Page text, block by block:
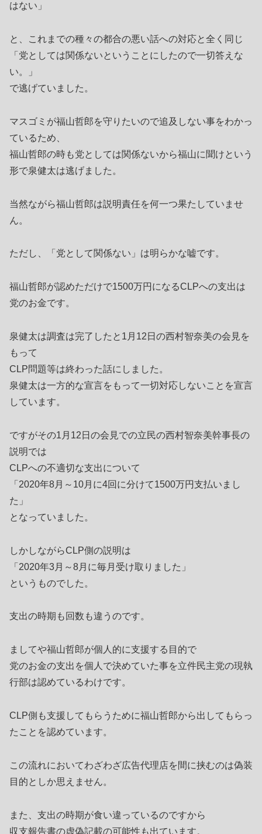
はない」
と、これまでの種々の都合の悪い話への対応と全く同じ
「党としては関係ないということにしたので一切答えな
い。」
で逃げていました。
マスゴミが福山哲郎を守りたいので追及しない事をわかっ
ているため、
福山哲郎の時も党としては関係ないから福山に聞けという
形で泉健太は逃げました。
当然ながら福山哲郎は説明責任を何一つ果たしていませ
ん。
ただし、「党として関係ない」は明らかな嘘です。
福山哲郎が認めただけで1500万円になるCLPへの支出は
党のお金です。
泉健太は調査は完了したと1月12日の西村智奈美の会見を
もって
CLP問題等は終わった話にしました。
泉健太は一方的な宣言をもって一切対応しないことを宣言
しています。
ですがその1月12日の会見での立民の西村智奈美幹事長の
説明では
CLPへの不適切な支出について
「2020年8月～10月に4回に分けて1500万円支払いまし
た」
となっていました。
しかしながらCLP側の説明は
「2020年3月～8月に毎月受け取りました」
というものでした。
支出の時期も回数も違うのです。
ましてや福山哲郎が個人的に支援する目的で
党のお金の支出を個人で決めていた事を立件民主党の現執
行部は認めているわけです。
CLP側も支援してもらうために福山哲郎から出してもらっ
たことを認めています。
この流れにおいてわざわざ広告代理店を間に挟むのは偽装
目的としか思えません。
また、支出の時期が食い違っているのですから
収支報告書の虚偽記載の可能性も出ています。